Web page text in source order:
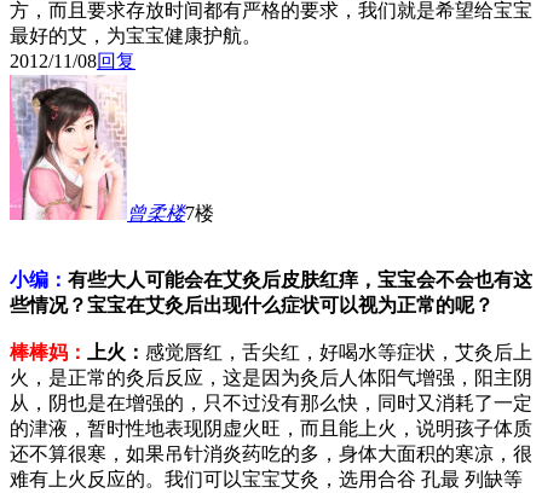
方，而且要求存放时间都有严格的要求，我们就是希望给宝宝
最好的艾，为宝宝健康护航。
2012/11/08回复
曾柔楼7楼
小编： 有些大人可能会在艾灸后皮肤红痒，宝宝会不会也有这
些情况？宝宝在艾灸后出现什么症状可以视为正常的呢？
棒棒妈： 上火： 感觉唇红，舌尖红，好喝水等症状，艾灸后上
火，是正常的灸后反应，这是因为灸后人体阳气增强，阳主阴
从，阴也是在增强的，只不过没有那么快，同时又消耗了一定
的津液，暂时性地表现阴虚火旺，而且能上火，说明孩子体质
还不算很寒，如果吊针消炎药吃的多，身体大面积的寒凉，很
难有上火反应的。我们可以宝宝艾灸，选用合谷 孔最 列缺等